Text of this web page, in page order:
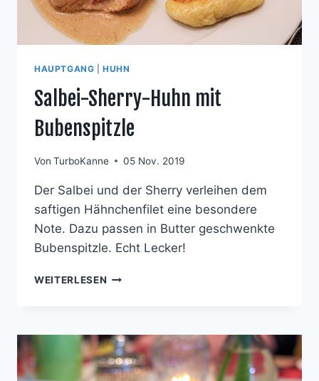
HAUPTGANG |HUHN
Salbei-Sherry-Huhn mit
Bubenspitzle
Von TurboKanne 05 Nov. 2019
Der Salbei und der Sherry verleihen dem
saftigen Hähnchenfilet eine besondere
Note. Dazu passen in Butter geschwenkte
Bubenspitzle. Echt Lecker!
WEITERLESEN SALBEI-
BUBENSPITZLE